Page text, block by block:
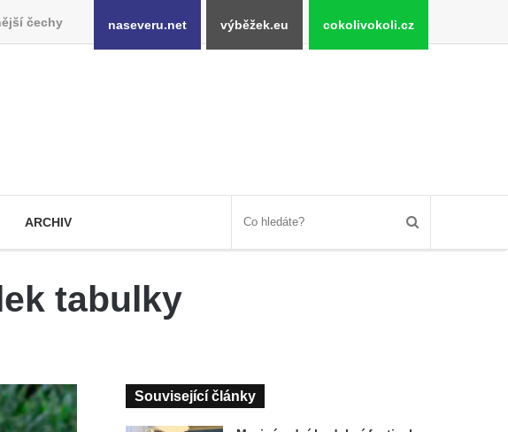
čechy naseveru.net výběžek.eu cokolivokoli.cz
ARCHIV
tabulky
Související články